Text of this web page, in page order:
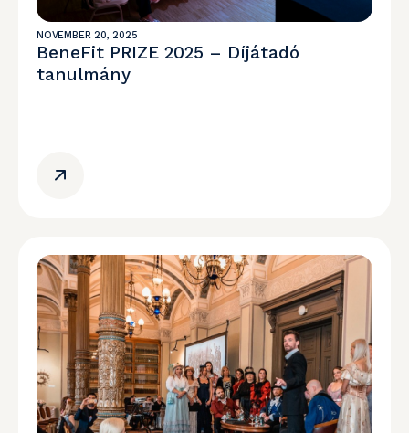
NOVEMBER 20, 2025
BeneFit PRIZE 2025 – Díjátadó
tanulmány